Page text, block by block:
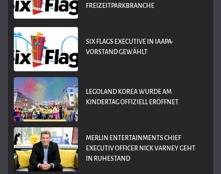
REIZEITPARKBRANCHE
SIX FLAGS EXECUTIVE IN IAAPA-
VORSTAND GEWÄHLT
LEGOLAND KOREA WURDE AM
KINDERTAG OFFIZIELL ERÖFFNET
MERLIN ENTERTAINMENTS CHIEF
EXECUTIV OFFICER NICK VARNEY GEHT
IN RUHESTAND